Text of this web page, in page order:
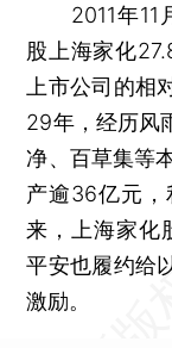
2011年11月
股上海家化
上市公司的相
29年，经历风
净、百草集等
产逾36亿元，
来，上海家化
平安也履约给
激励。